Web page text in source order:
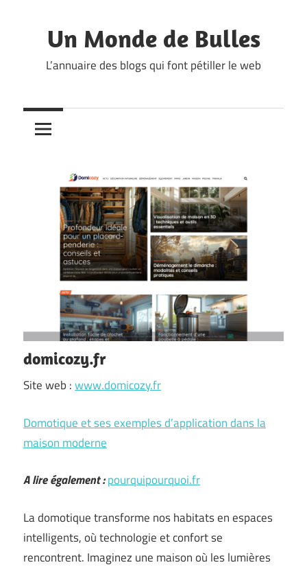
contentUn Monde de Bulles
L’annuaire des blogs qui font pétiller le web
domicozy.fr
Site web :www.domicozy.fr
Domotique et ses exemples d’application dans la
maison moderne
A lire également :pourquipourquoi.fr
La domotique transforme nos habitats en espaces
intelligents, où technologie et confort se
rencontrent. Imaginez une maison où les lumières